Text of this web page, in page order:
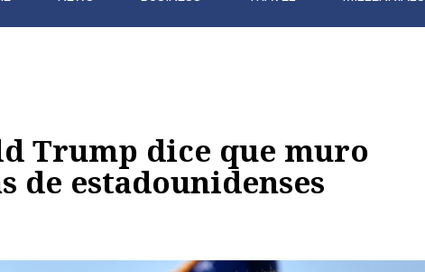
Trump dice que muro
estadounidenses